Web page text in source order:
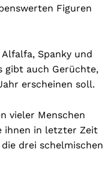
Figuren
Spanky und
gibt auch Gerüchte,
erscheinen soll.
vieler Menschen
ihnen in letzter Zeit
drei schelmischen